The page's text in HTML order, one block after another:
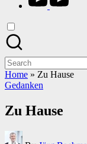
Search
for:
Home » Zu Hause
Posted
Gedanken
Zu Hause
Posted